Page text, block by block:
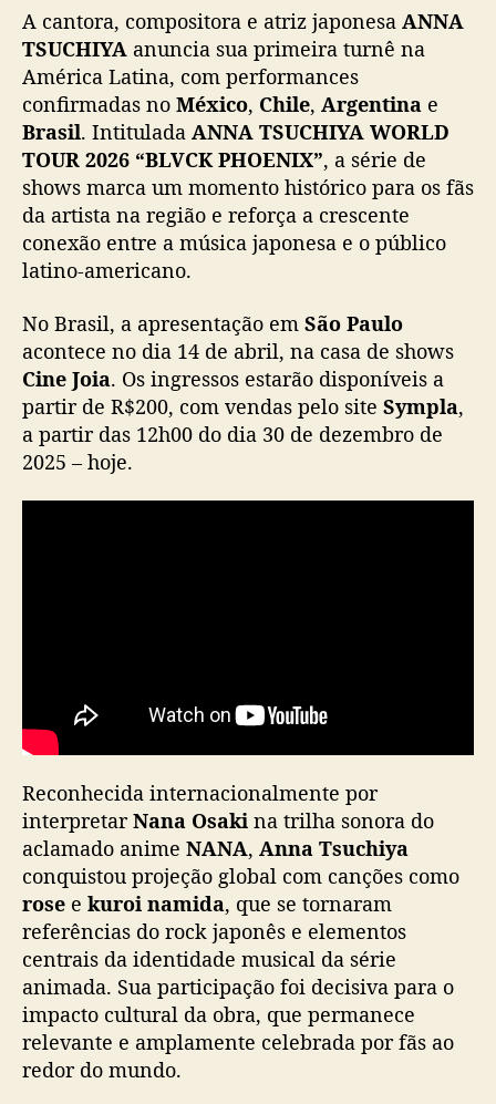
n
f
m
a
t
u
r
n
A
m
é
r
i
L
c
a
s
d
a
n
i
m
e
A cantora, compositora e atriz japonesa ANNA
TSUCHIYA anuncia sua primeira turnê na
América Latina, com performances
confirmadas no México, Chile, Argentina e
Brasil. Intitulada ANNA TSUCHIYA WORLD
TOUR 2026 “BLVCK PHOENIX”, a série de
shows marca um momento histórico para os fãs
da artista na região e reforça a crescente
conexão entre a música japonesa e o público
latino-americano.
No Brasil, a apresentação em São Paulo
acontece no dia 14 de abril, na casa de shows
Cine Joia. Os ingressos estarão disponíveis a
partir de R$200, com vendas pelo site Sympla,
a partir das 12h00 do dia 30 de dezembro de
2025 – hoje.
Reconhecida internacionalmente por
interpretarNana Osaki na trilha sonora do
aclamado anime NANA, Anna Tsuchiya
conquistou projeção global com canções como
rose e kuroi namida, que se tornaram
referências do rock japonês e elementos
centrais da identidade musical da série
animada. Sua participação foi decisiva para o
impacto cultural da obra, que permanece
relevante e amplamente celebrada por fãs ao
redor do mundo.